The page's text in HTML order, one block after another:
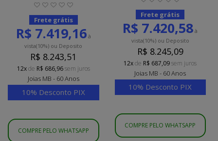
Frete grátis
R$ 7.419,16à
vista(10%) ou Deposito
R$ 8.243,51
12xde R$ 686,96sem juros
Joias MB - 60 Anos
10% Desconto PIX
COMPRE PELO WHATSAPP
Frete grátis
R$ 7.420,58 à
vista(10%)ou Deposito
R$ 8.245,09
12xde R$ 687,09sem juros
Joias MB - 60 Anos
10% Desconto PIX
COMPRE PELO WHATSAPP